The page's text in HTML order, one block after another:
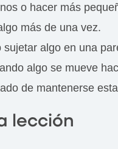
o hacer más
más de una vez.
sujetar algo en una
algo se mueve
de mantenerse
lección